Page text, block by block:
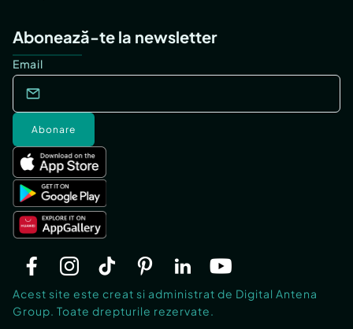
Abonează-te la newsletter
Email
Abonare
Acest site este creat si administrat de Digital Antena
Group. Toate drepturile rezervate.